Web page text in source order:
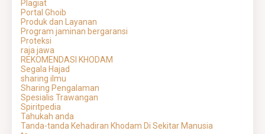
Plagiat
Portal Ghoib
Produk dan Layanan
Program jaminan bergaransi
Proteksi
raja jawa
REKOMENDASI KHODAM
Segala Hajad
sharing ilmu
Sharing Pengalaman
Spesialis Trawangan
Spiritpedia
Tahukah anda
Tanda-tanda Kehadiran Khodam Di Sekitar Manusia